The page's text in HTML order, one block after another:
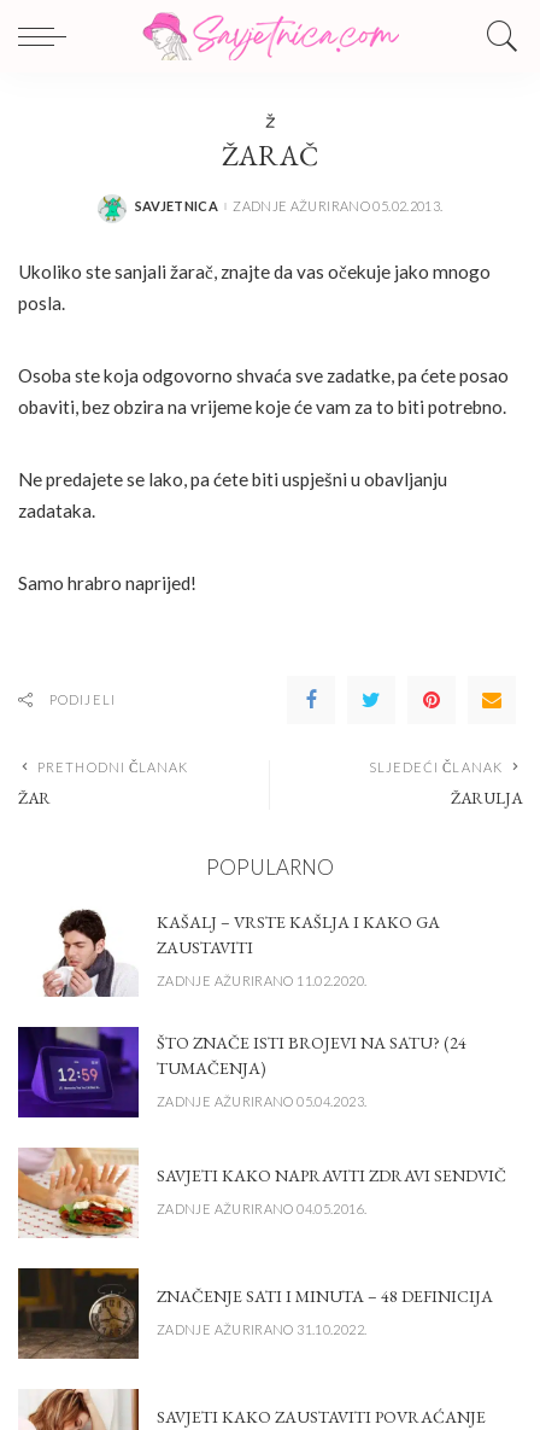
Ž
ŽARAČ
POSTED
SAVJETNICA ZADNJE AŽURIRANO 05.02.2013.
Ukoliko ste sanjali žarač, znajte da vas očekuje jako mnogo
posla.
Osoba ste koja odgovorno shvaća sve zadatke, pa ćete posao
obaviti, bez obzira na vrijeme koje će vam za to biti potrebno.
Ne predajete se lako, pa ćete biti uspješni u obavljanju
zadataka.
Samo hrabro naprijed!
PODIJELI
PRETHODNI ČLANAK
ŽAR
SLJEDEĆI ČLANAK
ŽARULJA
POPULARNO
KAŠALJ – VRSTE KAŠLJA I KAKO GA
ZAUSTAVITI
ZADNJE AŽURIRANO 11.02.2020.
ŠTO ZNAČE ISTI BROJEVI NA SATU? (24
TUMAČENJA)
ZADNJE AŽURIRANO 05.04.2023.
SAVJETI KAKO NAPRAVITI ZDRAVI SENDVIČ
ZADNJE AŽURIRANO 04.05.2016.
ZNAČENJE SATI I MINUTA – 48 DEFINICIJA
ZADNJE AŽURIRANO 31.10.2022.
SAVJETI KAKO ZAUSTAVITI POVRAĆANJE